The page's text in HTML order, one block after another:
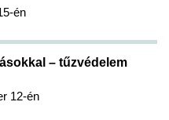
én
– tűzvédelem
12-én